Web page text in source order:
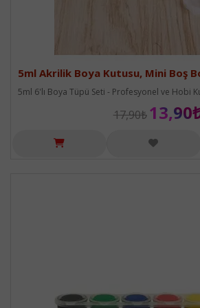
5ml Akrilik Boya Kutusu, Mini Boş
5ml 6'lı Boya Tüpü Seti - Profesyonel ve Hobi
17,90₺